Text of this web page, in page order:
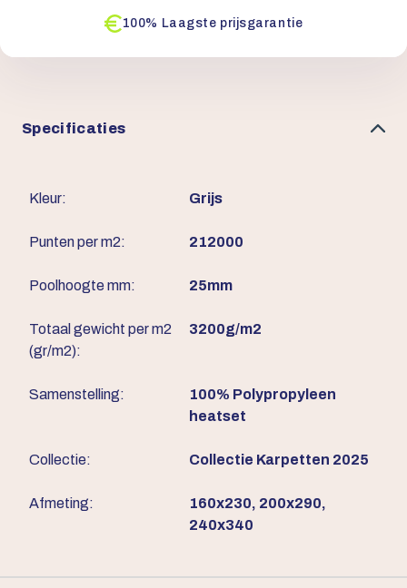
100% Laagste prijsgarantie
Specificaties
Kleur: Grijs
Punten per m2: 212000
Poolhoogte mm: 25mm
Totaal gewicht per m2
(gr/m2):
3200g/m2
Samenstelling:
100% Polypropyleen
heatset
Collectie: Collectie Karpetten 2025
Afmeting:
160x230, 200x290,
240x340